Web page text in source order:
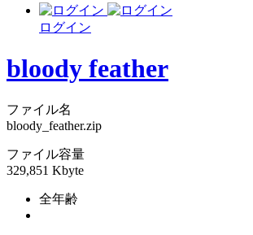
ログイン
bloody feather
ファイル名
bloody_feather.zip
ファイル容量
329,851 Kbyte
全年齢